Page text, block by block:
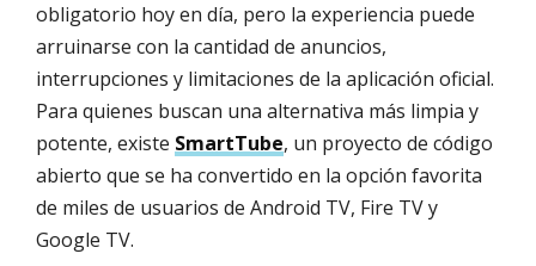
obligatorio hoy en día, pero la experiencia puede
arruinarse con la cantidad de anuncios,
interrupciones y limitaciones de la aplicación oficial.
Para quienes buscan una alternativa más limpia y
potente, existe SmartTube, un proyecto de código
abierto que se ha convertido en la opción favorita
de miles de usuarios de Android TV, Fire TV y
Google TV.